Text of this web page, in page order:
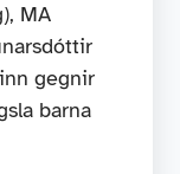
MA
gegnir
barna